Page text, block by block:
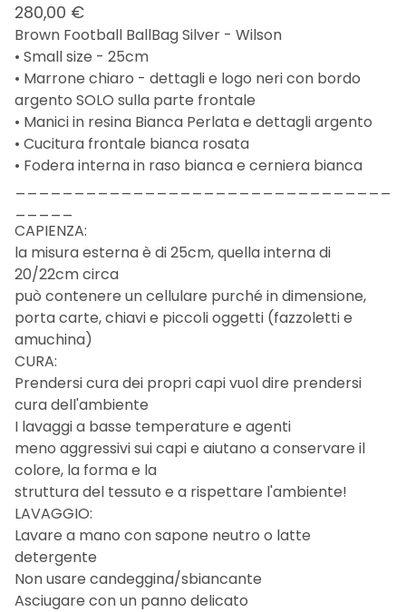
280,00 €
Brown Football BallBag Silver - Wilson
• Small size - 25cm
• Marrone chiaro - dettagli e logo neri con bordo
argento SOLO sulla parte frontale
• Manici in resina Bianca Perlata e dettagli argento
• Cucitura frontale bianca rosata
• Fodera interna in raso bianca e cerniera bianca
CAPIENZA:
la misura esterna è di 25cm, quella interna di
20/22cm circa
può contenere un cellulare purché in dimensione,
porta carte, chiavi e piccoli oggetti (fazzoletti e
amuchina)
CURA:
Prendersi cura dei propri capi vuol dire prendersi
cura dell'ambiente
I lavaggi a basse temperature e agenti
meno aggressivi sui capi e aiutano a conservare il
colore, la forma e la
struttura del tessuto e a rispettare l'ambiente!
LAVAGGIO:
Lavare a mano con sapone neutro o latte
detergente
Non usare candeggina/sbiancante
Asciugare con un panno delicato